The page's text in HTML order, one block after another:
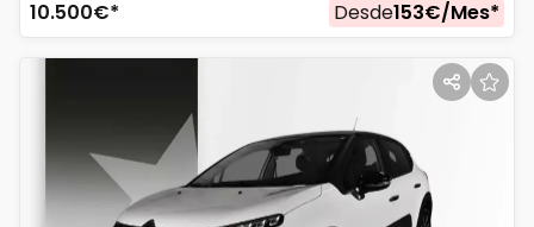
10.500€* Desde153€/Mes*